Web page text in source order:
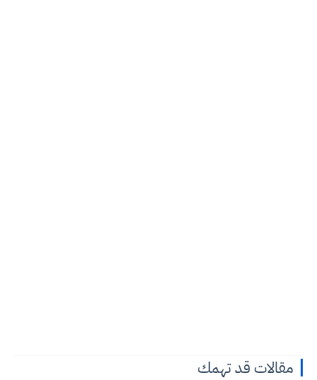
مقالات قد تهمك